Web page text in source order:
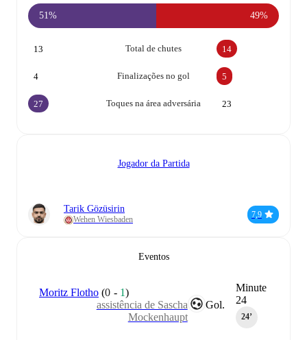
51% 49%
Total de chutes
13 14
Finalizações no gol
4 5
Toques na área adversária
27 23
Jogador da Partida
Tarik Gözüsirin
Wehen Wiesbaden
7,9
Eventos
Minute
24
24‎’‎
Gol.
Moritz Flotho (0 - 1)
assistência de Sascha
Mockenhaupt